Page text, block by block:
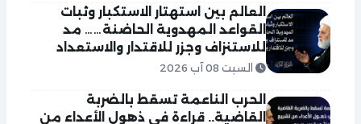
العالم بين استهتار الاستكبار وثبات
القواعد المهدوية الحاضنة…… مد
للاستنزاف وجزر للاقتدار والاستعداد
السبت 08 آب 2026
الحرب الناعمة تسقط بالضربة
القاضية.. قراءة في ذهول الأعداء من